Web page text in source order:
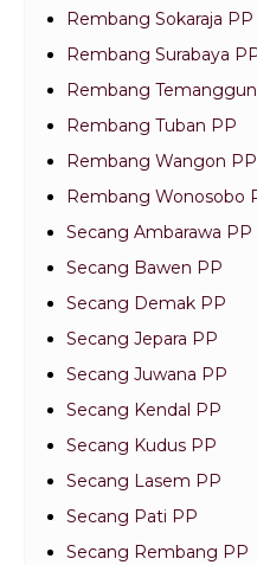
Rembang Sokaraja PP
Rembang Surabaya
Rembang
Rembang Tuban PP
Rembang Wangon PP
Rembang Wonosobo
Secang Ambarawa PP
Secang Bawen PP
Secang Demak PP
Secang Jepara PP
Secang Juwana PP
Secang Kendal PP
Secang Kudus PP
Secang Lasem PP
Secang Pati PP
Secang Rembang PP